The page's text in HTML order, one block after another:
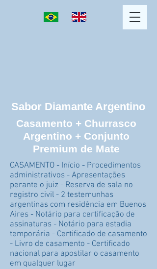
Sabor Diamante Argentino
Casamento + Churrasco
Argentino + Conjunto
Premium de Mate
CASAMENTO - Início - Procedimentos
administrativos - Apresentações
perante o juiz - Reserva de sala no
registro civil - 2 testemunhas
argentinas com residência em Buenos
Aires - Notário para certificação de
assinaturas - Notário para estadia
temporária - Certificado de casamento
- Livro de casamento - Certificado
nacional para apostilar o casamento
em qualquer lugar